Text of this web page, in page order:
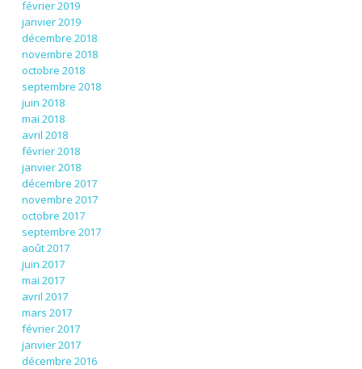
février 2019
janvier 2019
décembre 2018
novembre 2018
octobre 2018
septembre 2018
juin 2018
mai 2018
avril 2018
février 2018
janvier 2018
décembre 2017
novembre 2017
octobre 2017
septembre 2017
août 2017
juin 2017
mai 2017
avril 2017
mars 2017
février 2017
janvier 2017
décembre 2016